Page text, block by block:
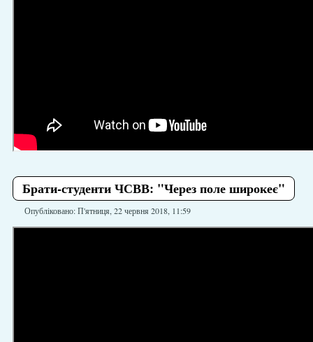
Брати-студенти ЧСВВ: "Через поле широкеє"
Опубліковано: П'ятниця, 22 червня 2018, 11:59